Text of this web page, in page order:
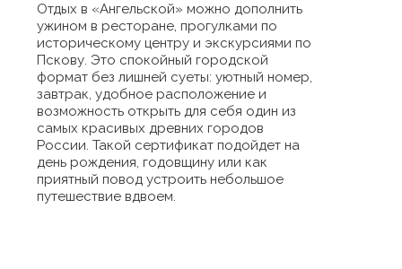
Отдых в «Ангельской» можно дополнить
ужином в ресторане, прогулками по
историческому центру и экскурсиями по
Пскову. Это спокойный городской
формат без лишней суеты: уютный номер,
завтрак, удобное расположение и
возможность открыть для себя один из
самых красивых древних городов
России. Такой сертификат подойдет на
день рождения, годовщину или как
приятный повод устроить небольшое
путешествие вдвоем.